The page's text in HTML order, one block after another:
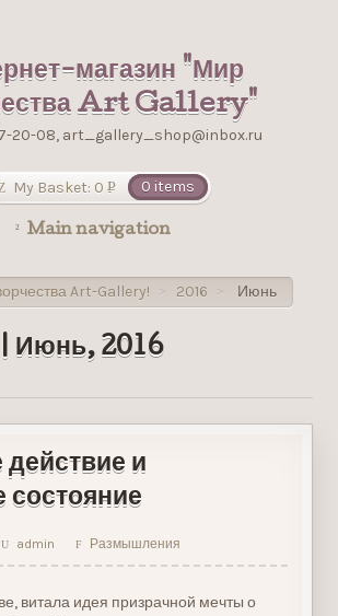
магазин "Мир
Art Gallery"
20-08, art_gallery_shop@inbox.ru
My Basket: 0Р
0 items
Main navigation
Art-Gallery! > 2016 > Июнь
2016
действие и
состояние
admin Размышления
витала идея призрачной мечты о